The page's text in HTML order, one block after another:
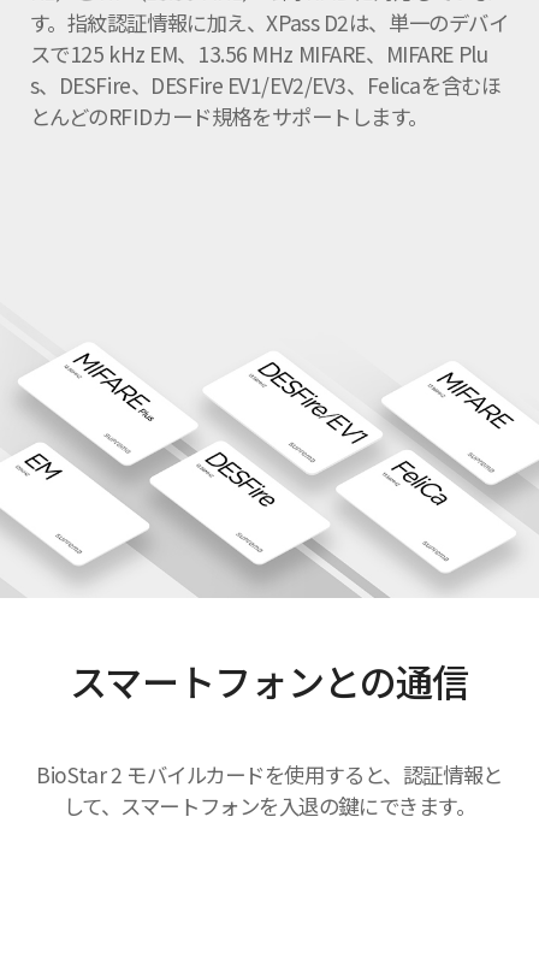
す。指紋認証情報に加え、XPass D2は、単一のデバイ
スで125 kHz EM、13.56 MHz MIFARE、MIFARE Plu
s、DESFire、DESFire EV1/EV2/EV3、Felicaを含むほ
とんどのRFIDカード規格をサポートします。
スマートフォンとの通信
BioStar 2 モバイルカードを使用すると、認証情報と
して、スマートフォンを入退の鍵にできます。